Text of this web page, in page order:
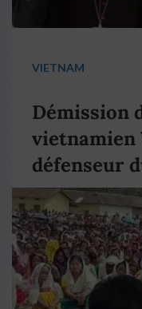
VIETNAM
Démission
vietnamien
défenseur
pape